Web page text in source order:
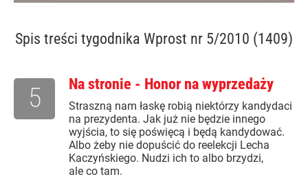
Spis treści tygodnika Wprost nr 5/2010 (1409)
Na stronie - Honor na wyprzedaży
Straszną nam łaskę robią niektórzy kandydaci
na prezydenta. Jak już nie będzie innego
wyjścia, to się poświęcą i będą kandydować.
Albo żeby nie dopuścić do reelekcji Lecha
Kaczyńskiego. Nudzi ich to albo brzydzi,
ale co tam.
5